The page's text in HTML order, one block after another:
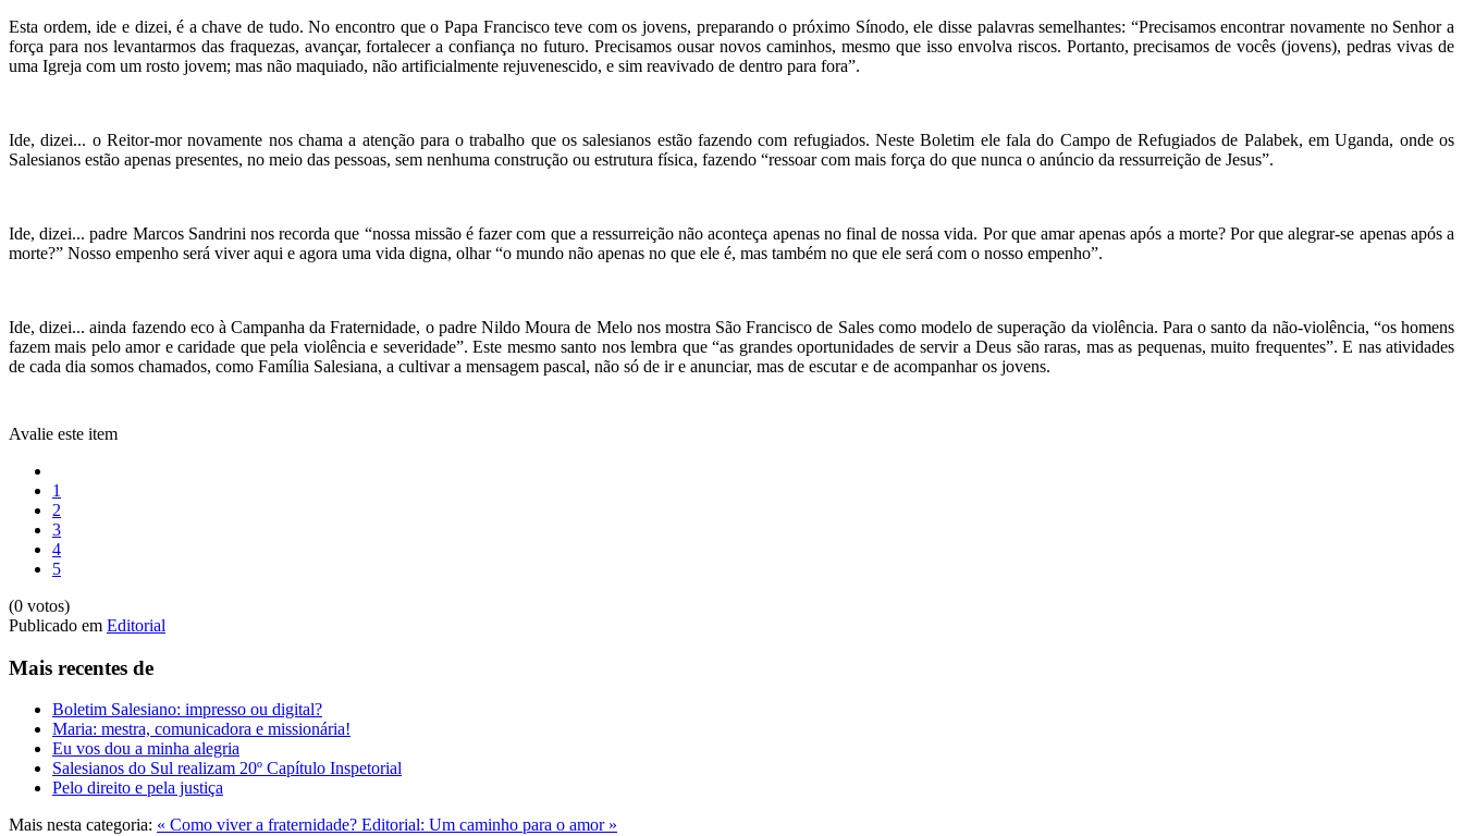
Esta ordem, ide e dizei, é a chave de tudo. No encontro que o Papa Francisco teve com os jovens, preparando o próximo Sínodo, ele disse palavras semelhantes: “Precisamos encontrar novamente no Senhor a
força para nos levantarmos das fraquezas, avançar, fortalecer a confiança no futuro. Precisamos ousar novos caminhos, mesmo que isso envolva riscos. Portanto, precisamos de vocês (jovens), pedras vivas de
uma Igreja com um rosto jovem; mas não maquiado, não artificialmente rejuvenescido, e sim reavivado de dentro para fora”.
Ide, dizei... o Reitor-mor novamente nos chama a atenção para o trabalho que os salesianos estão fazendo com refugiados. Neste Boletim ele fala do Campo de Refugiados de Palabek, em Uganda, onde os
Salesianos estão apenas presentes, no meio das pessoas, sem nenhuma construção ou estrutura física, fazendo “ressoar com mais força do que nunca o anúncio da ressurreição de Jesus”.
Ide, dizei... padre Marcos Sandrini nos recorda que “nossa missão é fazer com que a ressurreição não aconteça apenas no final de nossa vida. Por que amar apenas após a morte? Por que alegrar-se apenas após a
morte?” Nosso empenho será viver aqui e agora uma vida digna, olhar “o mundo não apenas no que ele é, mas também no que ele será com o nosso empenho”.
Ide, dizei... ainda fazendo eco à Campanha da Fraternidade, o padre Nildo Moura de Melo nos mostra São Francisco de Sales como modelo de superação da violência. Para o santo da não-violência, “os homens
fazem mais pelo amor e caridade que pela violência e severidade”. Este mesmo santo nos lembra que “as grandes oportunidades de servir a Deus são raras, mas as pequenas, muito frequentes”. E nas atividades
de cada dia somos chamados, como Família Salesiana, a cultivar a mensagem pascal, não só de ir e anunciar, mas de escutar e de acompanhar os jovens.
Avalie este item
1
2
3
4
5
(0 votos)
Publicado em Editorial
Mais recentes de
Boletim Salesiano: impresso ou digital?
Maria: mestra, comunicadora e missionária!
Eu vos dou a minha alegria
Salesianos do Sul realizam 20º Capítulo Inspetorial
Pelo direito e pela justiça
Mais nesta categoria: « Como viver a fraternidade? Editorial: Um caminho para o amor »